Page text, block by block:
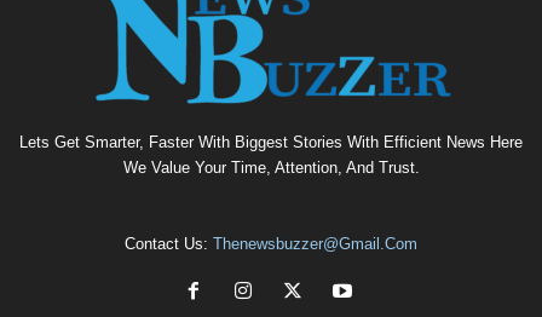
Lets Get Smarter, Faster With Biggest Stories With Efficient News Here
We Value Your Time, Attention, And Trust.
Contact Us: Thenewsbuzzer@gmail.com